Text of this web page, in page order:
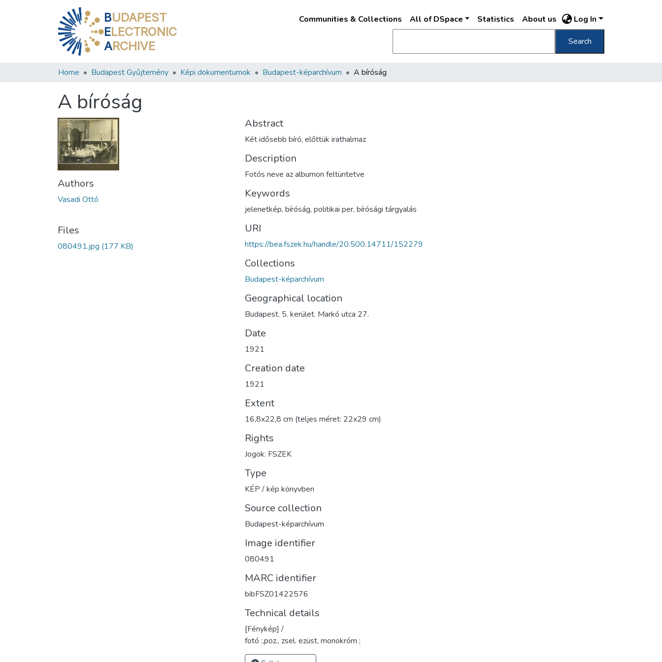
BUDAPEST
ELECTRONIC
ARCHIVE
Communities & Collections All of DSpace Statistics About us Log In
Search
Home Budapest Gyűjtemény Képi dokumentumok Budapest-képarchívum A bíróság
A bíróság
Authors
Vasadi Ottó
Files
080491.jpg (177 KB)
Abstract
Két idősebb bíró, előttük irathalmaz
Description
Fotós neve az albumon feltüntetve
Keywords
jelenetkép, bíróság, politikai per, bírósági tárgyalás
URI
https://bea.fszek.hu/handle/20.500.14711/152279
Collections
Budapest-képarchívum
Geographical location
Budapest. 5. kerület. Markó utca 27.
Date
1921
Creation date
1921
Extent
16,8x22,8 cm (teljes méret: 22x29 cm)
Rights
Jogok: FSZEK
Type
KÉP / kép könyvben
Source collection
Budapest-képarchívum
Image identifier
080491
MARC identifier
bibFSZ01422576
Technical details
[Fénykép] /
fotó :,poz., zsel. ezüst, monokróm ;